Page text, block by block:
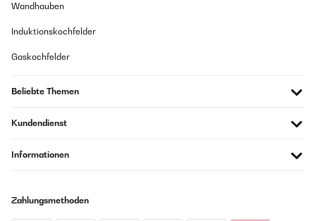
Wandhauben
Induktionskochfelder
Gaskochfelder
Beliebte Themen
Kundendienst
Informationen
Zahlungsmethoden